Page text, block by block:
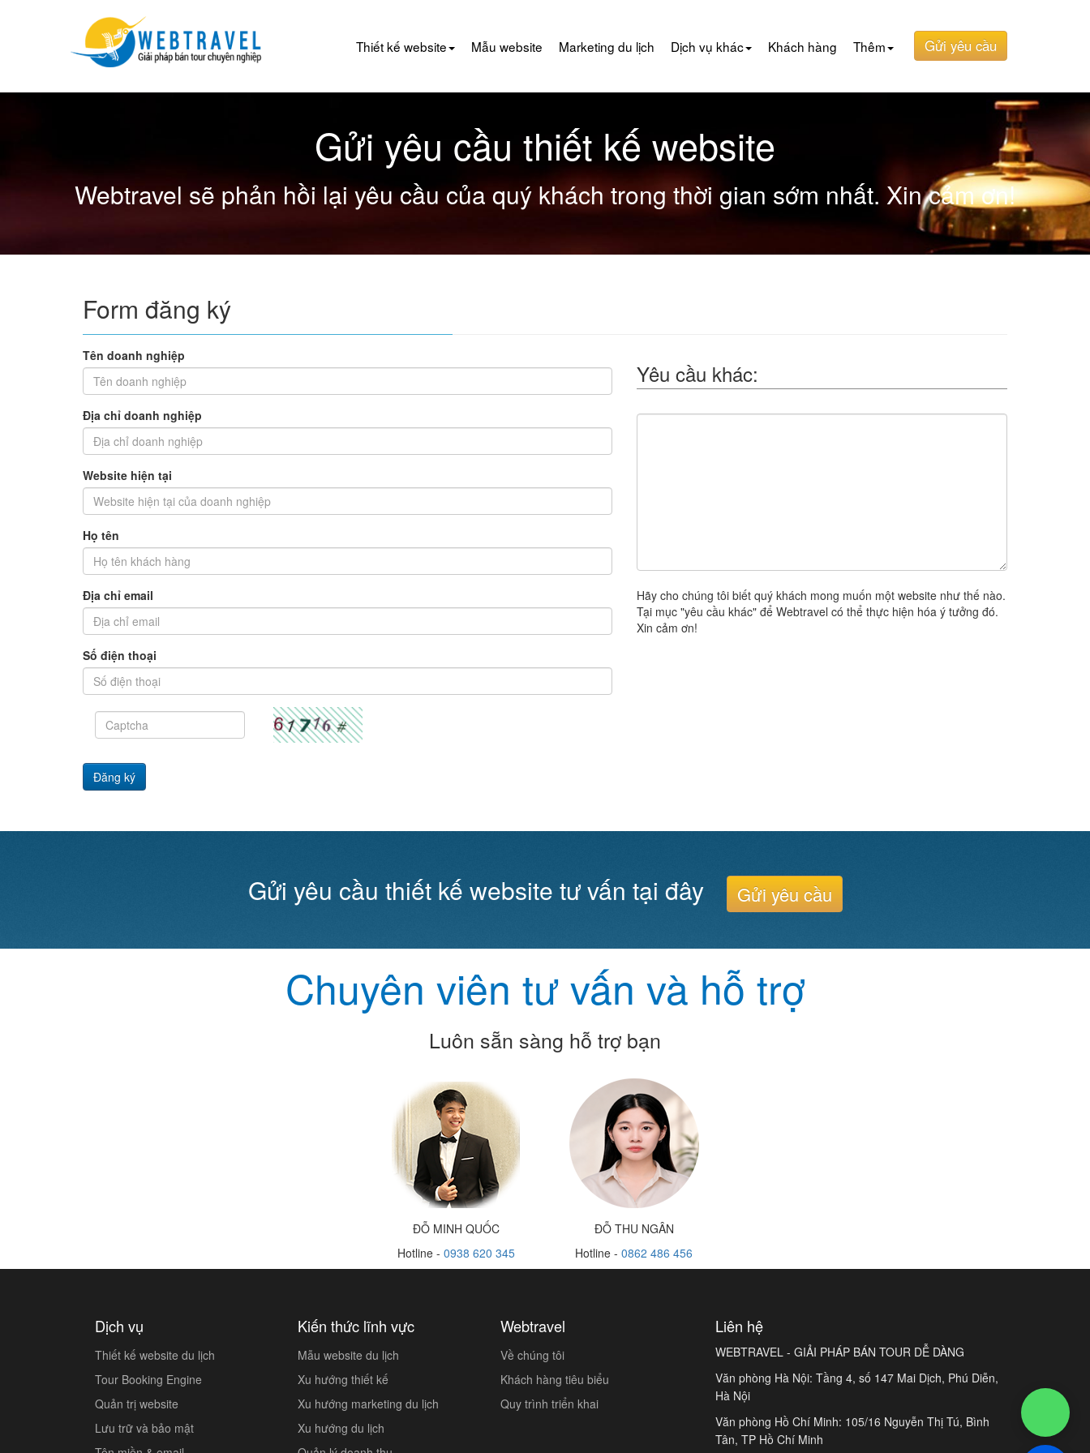
Gửi yêu cầu
Thiết kế website Mẫu website Marketing du lịch Dịch vụ khác Khách hàng Thêm
Gửi yêu cầu thiết kế website
Webtravel sẽ phản hồi lại yêu cầu của quý khách trong thời gian sớm nhất. Xin cảm ơn!
Form đăng ký
Tên doanh nghiệp
Địa chỉ doanh nghiệp
Website hiện tại
Họ tên
Địa chỉ email
Số điện thoại
Yêu cầu khác:
Hãy cho chúng tôi biết quý khách mong muốn một website như thế nào.
Tại mục "yêu cầu khác" để Webtravel có thể thực hiện hóa ý tưởng đó.
Xin cảm ơn!
Đăng ký
Gửi yêu cầu thiết kế website tư vấn tại đây Gửi yêu cầu
Chuyên viên tư vấn và hỗ trợ
Luôn sẵn sàng hỗ trợ bạn
ĐỖ MINH QUỐC
Hotline - 0938 620 345
ĐỖ THU NGÂN
Hotline -0862 486 456
Dịch vụ
Thiết kế website du lịch
Tour Booking Engine
Quản trị website
Lưu trữ và bảo mật
Kiến thức lĩnh vực
Mẫu website du lịch
Xu hướng thiết kế
Xu hướng marketing du lịch
Xu hướng du lịch
Webtravel
Về chúng tôi
Khách hàng tiêu biểu
Quy trình triển khai
Liên hệ
WEBTRAVEL - GIẢI PHÁP BÁN TOUR DỄ DÀNG
Văn phòng Hà Nội: Tầng 4, số 147 Mai Dịch, Phú Diễn,
Hà Nội
Văn phòng Hồ Chí Minh: 105/16 Nguyễn Thị Tú, Bình
Tân, TP Hồ Chí Minh